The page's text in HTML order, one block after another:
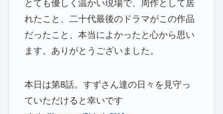
れたこと、二十代最後のドラマがこの作品
だったこと、本当によかったと心から思い
ます。ありがとうございました。
本日は第8話。すずさん達の日々を見守っ
ていただけると幸いです